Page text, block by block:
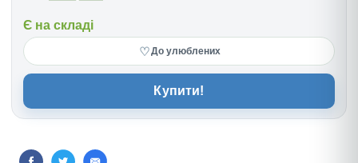
Є на складі
♡До улюблених
Купити!